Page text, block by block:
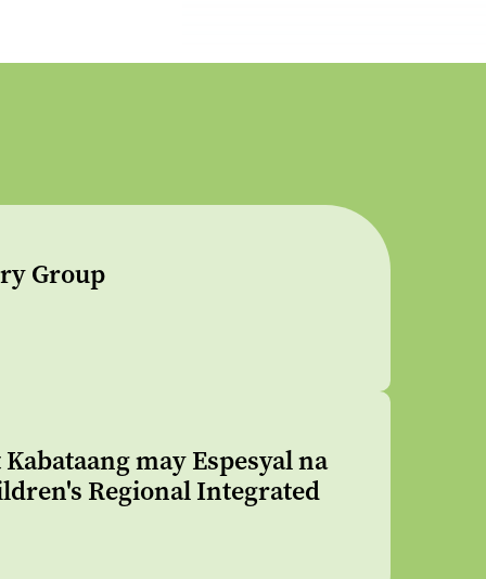
Group
may Espesyal na
Regional Integrated